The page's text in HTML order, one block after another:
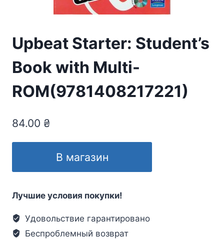
Upbeat Starter: Student’s
Book with Multi-
ROM(9781408217221)
84.00 ₴
В магазин
Лучшие условия покупки!
Удовольствие гарантировано
Беспроблемный возврат